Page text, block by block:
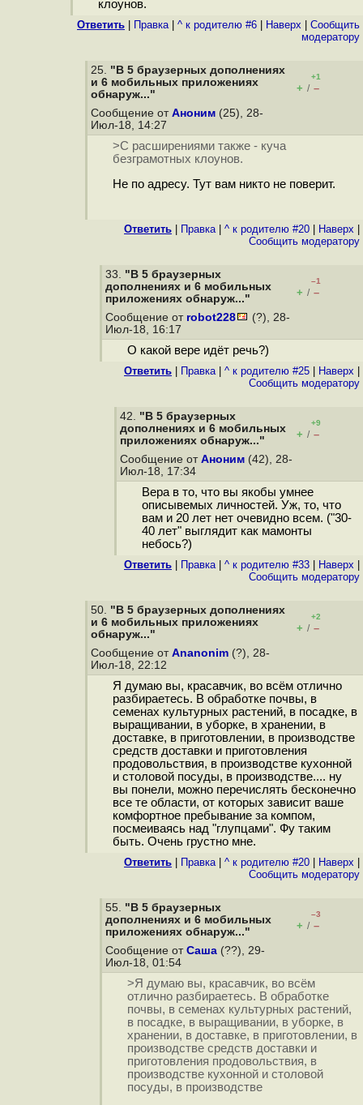
клоунов.
Ответить Правка| ^ к родителю #6 Наверх
Cообщить
модератору
25. "В 5 браузерных дополнениях
и 6 мобильных приложениях
обнаруж..."
+1
+ / –
Сообщение от Аноним (25), 28-
Июл-18, 14:27
>С расширениями также - куча
безграмотных клоунов.
Не по адресу. Тут вам никто не поверит.
Ответить Правка| ^ к родителю #20 Наверх
Cообщить модератору
33. "В 5 браузерных
дополнениях и 6 мобильных
приложениях обнаруж..."
–1
+ / –
Сообщение от robot228
(?), 28-
Июл-18, 16:17
О какой вере идёт речь?)
Ответить Правка| ^ к родителю #25 Наверх
Cообщить модератору
42. "В 5 браузерных
дополнениях и 6 мобильных
приложениях обнаруж..."
+9
+ / –
Сообщение от Аноним (42), 28-
Июл-18, 17:34
Вера в то, что вы якобы умнее
описывемых личностей. Уж, то, что
вам и 20 лет нет очевидно всем. ("30-
40 лет" выглядит как мамонты
небось?)
Ответить Правка| ^ к родителю #33 Наверх
Cообщить модератору
50. "В 5 браузерных дополнениях
и 6 мобильных приложениях
обнаруж..."
+2
+ / –
Сообщение от Ananonim (?), 28-
Июл-18, 22:12
Я думаю вы, красавчик, во всём отлично
разбираетесь. В обработке почвы, в
семенах культурных растений, в посадке, в
выращивании, в уборке, в хранении, в
доставке, в приготовлении, в производстве
средств доставки и приготовления
продовольствия, в производстве кухонной
и столовой посуды, в производстве.... ну
вы понели, можно перечислять бесконечно
все те области, от которых зависит ваше
комфортное пребывание за компом,
посмеиваясь над "глупцами". Фу таким
быть. Очень грустно мне.
Ответить Правка| ^ к родителю #20 Наверх
Cообщить модератору
55. "В 5 браузерных
дополнениях и 6 мобильных
приложениях обнаруж..."
–3
+ / –
Сообщение от Саша (??), 29-
Июл-18, 01:54
>Я думаю вы, красавчик, во всём
отлично разбираетесь. В обработке
почвы, в семенах культурных растений,
в посадке, в выращивании, в уборке, в
хранении, в доставке, в приготовлении, в
производстве средств доставки и
приготовления продовольствия, в
производстве кухонной и столовой
посуды, в производстве